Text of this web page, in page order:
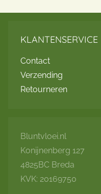
KLANTENSERVICE
Contact
Verzending
Retourneren
Bluntvloei.nl
Konijnenberg 127
4825BC Breda
KVK: 20169750